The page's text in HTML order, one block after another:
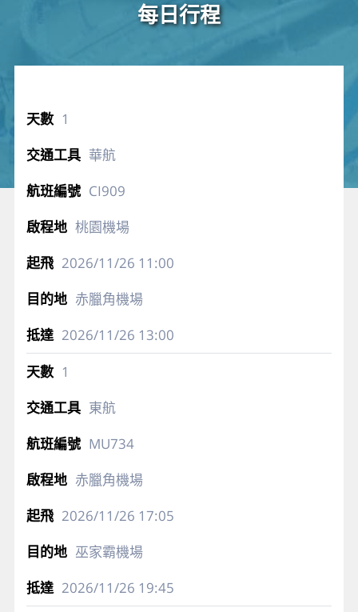
每日行程
1
華航
CI909
桃園機場
2026/11/26 11:00
赤臘角機場
2026/11/26 13:00
1
東航
MU734
赤臘角機場
2026/11/26 17:05
巫家霸機場
2026/11/26 19:45